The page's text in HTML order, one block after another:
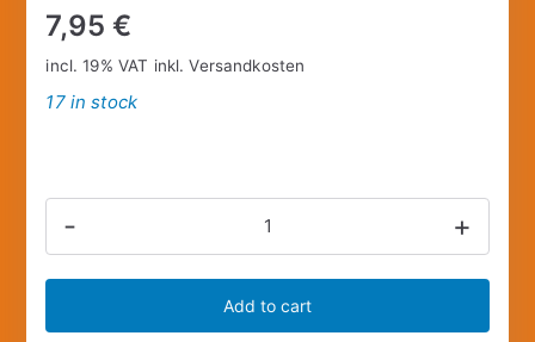
7,95€
incl. 19% VAT inkl.Versandkosten
17 in stock
-
Dusche
+
Add to cart